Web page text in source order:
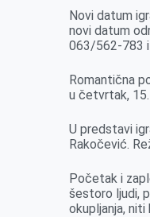
rnA
p
p
i
l
Novi datum
novi datum
063/562-783
Romantična
u četvrtak,
U predstavi
Rakočević.
Početak i
šestoro ljudi,
okupljanja,